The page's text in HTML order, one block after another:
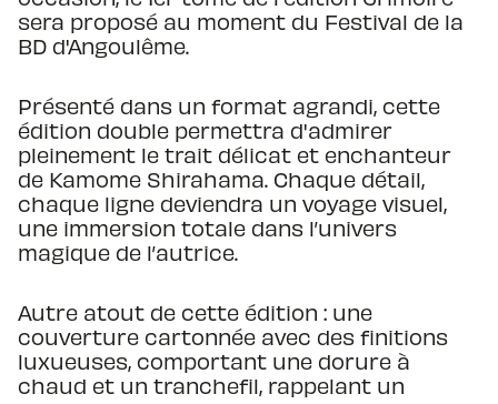
sera proposé au moment du Festival de la
BD d'Angoulême.
Présenté dans un format agrandi, cette
édition double permettra d'admirer
pleinement le trait délicat et enchanteur
de Kamome Shirahama. Chaque détail,
chaque ligne deviendra un voyage visuel,
une immersion totale dans l’univers
magique de l’autrice.
Autre atout de cette édition : une
couverture cartonnée avec des finitions
luxueuses, comportant une dorure à
chaud et un tranchefil, rappelant un